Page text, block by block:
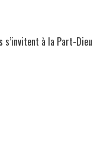
s’invitent à la Part-Dieu